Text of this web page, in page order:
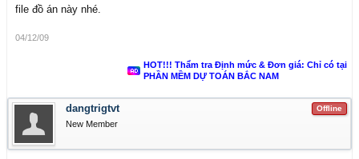
file đồ án này nhé.
04/12/09
HOT!!! Thẩm tra Định mức & Đơn giá: Chỉ có tại
PHẦN MỀM DỰ TOÁN BẮC NAM
Offline
dangtrigtvt
New Member